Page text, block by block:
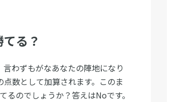
る？
わずもがなあなたの陣地になり
数として加算されます。このま
のでしょうか？答えはNoです。